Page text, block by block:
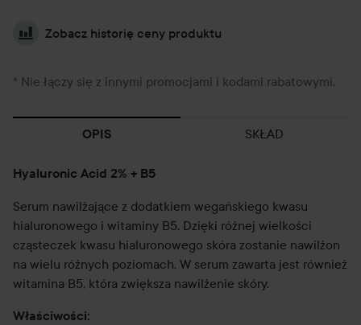
Zobacz historię ceny produktu
* Nie łączy się z innymi promocjami i kodami rabatowymi.
OPIS SKŁAD
Hyaluronic Acid 2% + B5
Serum nawilżające z dodatkiem wegańskiego kwasu
hialuronowego i witaminy B5. Dzięki różnej wielkości
cząsteczek kwasu hialuronowego skóra zostanie nawilżon
na wielu różnych poziomach. W serum zawarta jest również
witamina B5, która zwiększa nawilżenie skóry.
Właściwości: